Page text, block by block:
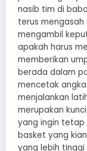
nasib tim di
terus
mengambil
apakah harus
memberikan
berada dalam
mencetak
menjalankan
merupakan
yang ingin
basket yang
yang lebih